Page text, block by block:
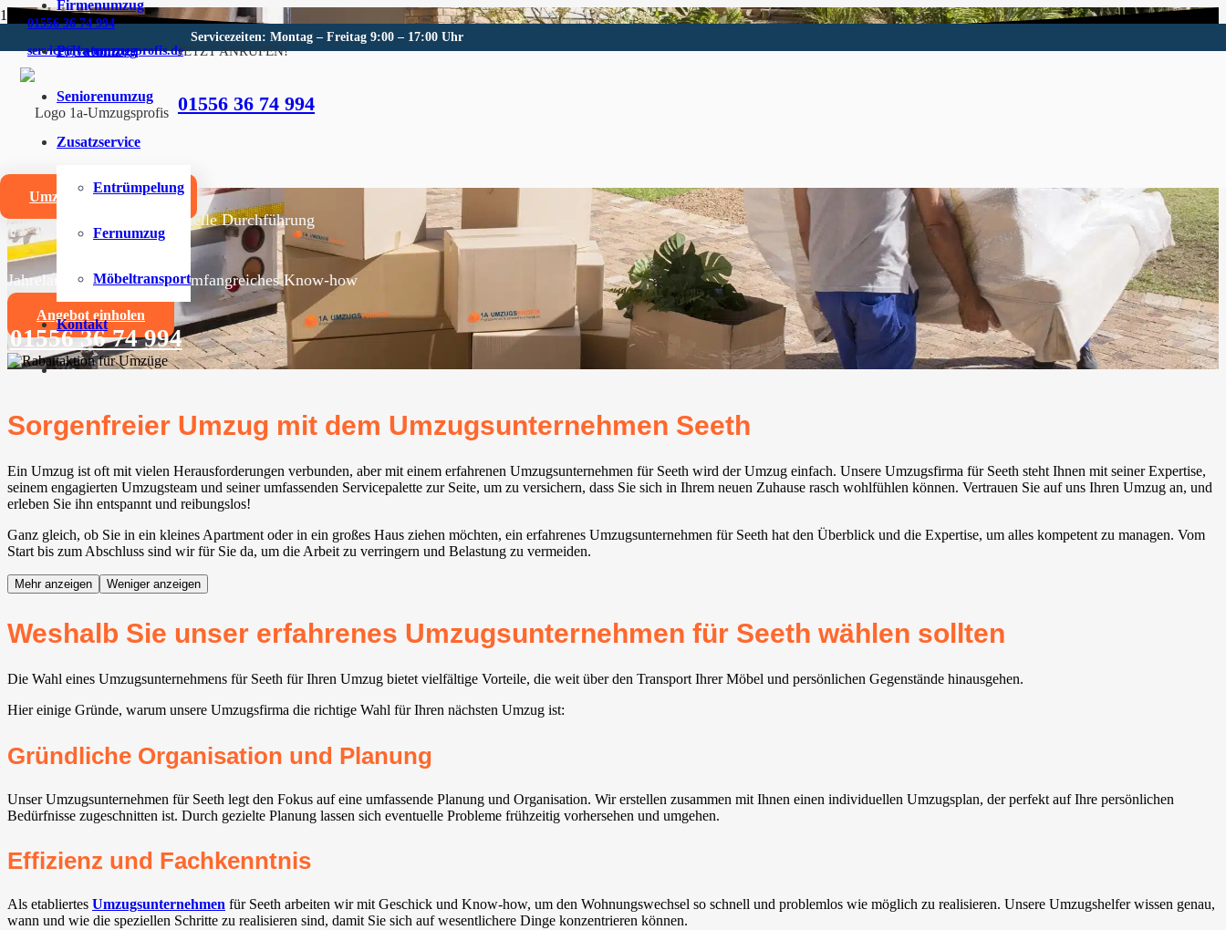
01556 36 74 994
service@1a-umzugsprofis.de
Servicezeiten: Montag – Freitag 9:00 – 17:00 Uhr
JETZT ANRUFEN!
01556 36 74 994
Firmenumzug
Privatumzug
Seniorenumzug
Zusatzservice
Entrümpelung
Fernumzug
Möbeltransport
Kontakt
Umzugskostenrechner
Umzugsunternehmen für Seeth
Wir sind Ihr kompetentes Umzugsunternehmen für Seeth und Umgebung.
Zuverlässige und professionelle Durchführung
Jahrelange Erfahrung und umfangreiches Know-how
Angebot einholen
01556 36 74 994
Sorgenfreier Umzug mit dem Umzugsunternehmen Seeth
Ein Umzug ist oft mit vielen Herausforderungen verbunden, aber mit einem erfahrenen Umzugsunternehmen für Seeth wird der Umzug einfach. Unsere Umzugsfirma für Seeth steht Ihnen mit seiner Expertise,
seinem engagierten Umzugsteam und seiner umfassenden Servicepalette zur Seite, um zu versichern, dass Sie sich in Ihrem neuen Zuhause rasch wohlfühlen können. Vertrauen Sie auf uns Ihren Umzug an, und
erleben Sie ihn entspannt und reibungslos!
Ganz gleich, ob Sie in ein kleines Apartment oder in ein großes Haus ziehen möchten, ein erfahrenes Umzugsunternehmen für Seeth hat den Überblick und die Expertise, um alles kompetent zu managen. Vom
Start bis zum Abschluss sind wir für Sie da, um die Arbeit zu verringern und Belastung zu vermeiden.
Mehr anzeigen Weniger anzeigen
Weshalb Sie unser erfahrenes Umzugsunternehmen für Seeth wählen sollten
Die Wahl eines Umzugsunternehmens für Seeth für Ihren Umzug bietet vielfältige Vorteile, die weit über den Transport Ihrer Möbel und persönlichen Gegenstände hinausgehen.
Hier einige Gründe, warum unsere Umzugsfirma die richtige Wahl für Ihren nächsten Umzug ist:
Gründliche Organisation und Planung
Unser Umzugsunternehmen für Seeth legt den Fokus auf eine umfassende Planung und Organisation. Wir erstellen zusammen mit Ihnen einen individuellen Umzugsplan, der perfekt auf Ihre persönlichen
Bedürfnisse zugeschnitten ist. Durch gezielte Planung lassen sich eventuelle Probleme frühzeitig vorhersehen und umgehen.
Effizienz und Fachkenntnis
Als etabliertes Umzugsunternehmen für Seeth arbeiten wir mit Geschick und Know-how, um den Wohnungswechsel so schnell und problemlos wie möglich zu realisieren. Unsere Umzugshelfer wissen genau,
wann und wie die speziellen Schritte zu realisieren sind, damit Sie sich auf wesentlichere Dinge konzentrieren können.